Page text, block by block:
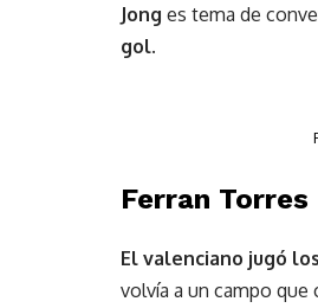
Jong es tema de
gol.
Ferran Torres
El valenciano jugó
volvía a un campo que